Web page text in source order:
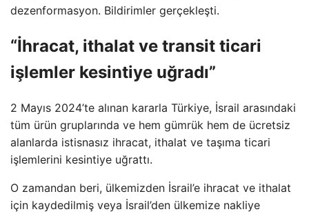
dezenformasyon. Bildirimler gerçekleşti.
“İhracat, ithalat ve transit ticari
işlemler kesintiye uğradı”
2 Mayıs 2024’te alınan kararla Türkiye, İsrail arasındaki
tüm ürün gruplarında ve hem gümrük hem de ücretsiz
alanlarda istisnasız ihracat, ithalat ve taşıma ticari
işlemlerini kesintiye uğrattı.
O zamandan beri, ülkemizden İsrail’e ihracat ve ithalat
için kaydedilmiş veya İsrail’den ülkemize nakliye